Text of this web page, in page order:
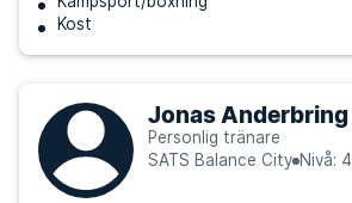
Kost
Jonas Anderbring
Personlig tränare
SATS Balance City Nivå: 4